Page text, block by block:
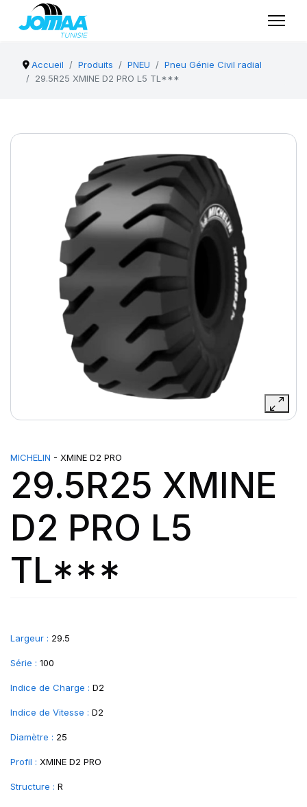
Accueil Produits PNEU
Pneu Génie Civil radial
29.5R25 XMINE D2 PRO L5 TL***
MICHELIN - XMINE D2 PRO
29.5R25 XMINE
D2 PRO L5
TL***
Largeur : 29.5
Série : 100
Indice de Charge : D2
Indice de Vitesse : D2
Diamètre : 25
Profil : XMINE D2 PRO
Structure : R